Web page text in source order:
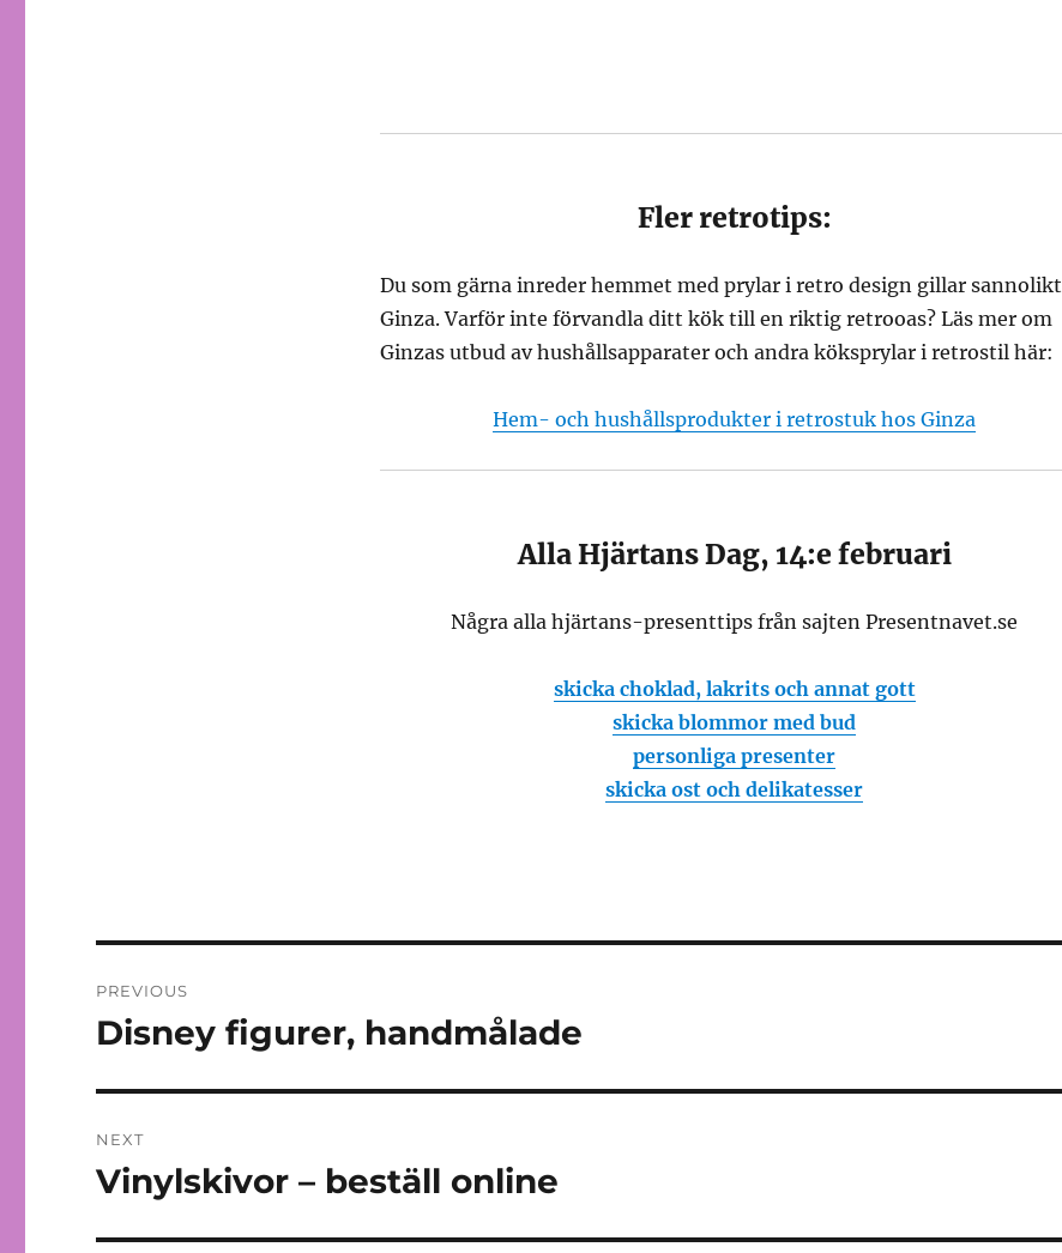
Fler retrotips:
Du som gärna inreder hemmet med prylar i retro design gillar sannolikt
Ginza. Varför inte förvandla ditt kök till en riktig retrooas? Läs mer om
Ginzas utbud av hushållsapparater och andra köksprylar i retrostil här:
Hem- och hushållsprodukter i retrostuk hos Ginza
Alla Hjärtans Dag, 14:e februari
Några alla hjärtans-presenttips från sajten Presentnavet.se
skicka choklad, lakrits och annat gott
skicka blommor med bud
personliga presenter
skicka ost och delikatesser
navigation
PREVIOUS
Previous
Disney figurer, handmålade
NEXT
Next
Vinylskivor – beställ online